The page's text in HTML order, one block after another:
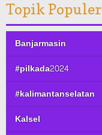
Topik Populer
Banjarmasin
#pilkada2024
#kalimantanselatan
Kalsel